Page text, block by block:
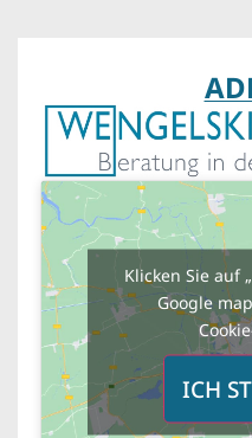
Klicken Sie auf
Google
ICH